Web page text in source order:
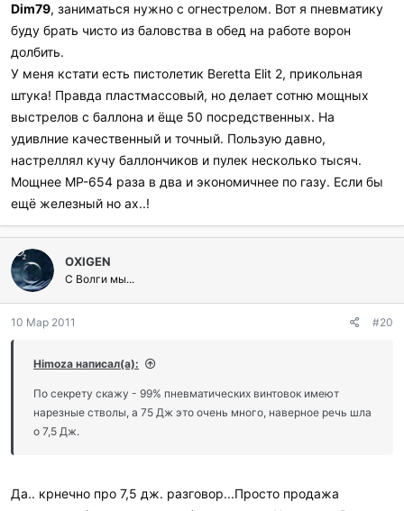
Dim79, заниматься нужно с огнестрелом. Вот я пневматику
буду брать чисто из баловства в обед на работе ворон
долбить.
У меня кстати есть пистолетик Beretta Elit 2, прикольная
штука! Правда пластмассовый, но делает сотню мощных
выстрелов с баллона и ёще 50 посредственных. На
удивлние качественный и точный. Пользую давно,
настреллял кучу баллончиков и пулек несколько тысяч.
Мощнее МР-654 раза в два и экономичнее по газу. Если бы
ещё железный но ах..!
OXIGEN
С Волги мы...
10 Мар 2011 #20
Himoza написал(а):
По секрету скажу - 99% пневматических винтовок имеют
нарезные стволы, а 75 Дж это очень много, наверное речь шла
о 7,5 Дж.
Да.. крнечно про 7,5 дж. разговор...Просто продажа